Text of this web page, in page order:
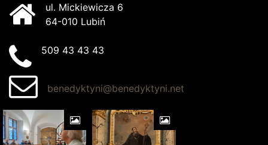
ul. Mickiewicza 6
64-010 Lubiń
509 43 43 43
benedyktyni@benedyktyni.net